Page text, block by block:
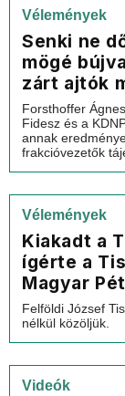
Vélemények
Senki ne
mögé
zárt ajtók
Forsthoffer
Fidesz és a
annak
frakcióvezetők
Vélemények
Kiakadt a
ígérte a
Magyar
Felföldi József
nélkül közöljük.
Videók